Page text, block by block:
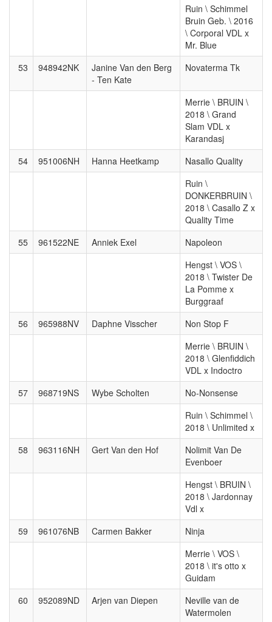
Ruin \ Schimmel
Bruin Geb. \ 2016
\ Corporal VDL x
Mr. Blue
53
948942NK
Janine Van den Berg
- Ten Kate
Novaterma Tk
Merrie \ BRUIN \
2018 \ Grand
Slam VDL x
Karandasj
54
951006NH Hanna Heetkamp
Nasallo Quality
Ruin \
DONKERBRUIN \
2018 \ Casallo Z x
Quality Time
55
961522NE Anniek Exel
Napoleon
Hengst \ VOS \
2018 \ Twister De
La Pomme x
Burggraaf
56
965988NV Daphne Visscher
Non Stop F
Merrie \ BRUIN \
2018 \ Glenfiddich
VDL x Indoctro
57
968719NS Wybe Scholten
No-Nonsense
Ruin \ Schimmel \
2018 \ Unlimited x
58
963116NH Gert Van den Hof
Nolimit Van De
Evenboer
Hengst \ BRUIN \
2018 \ Jardonnay
Vdl x
59
961076NB Carmen Bakker
Ninja
Merrie \ VOS \
2018 \ it's otto x
Guidam
60
952089ND Arjen van Diepen
Neville van de
Watermolen